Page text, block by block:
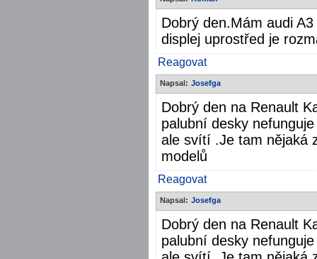
Dobrý den.Mám audi
displej uprostřed je
Reagovat
Napsal: Josefga
Dobrý den na Renault
palubní desky
ale svítí .Je tam nějaká
modelů
Reagovat
Napsal: Josefga
Dobrý den na Renault
palubní desky